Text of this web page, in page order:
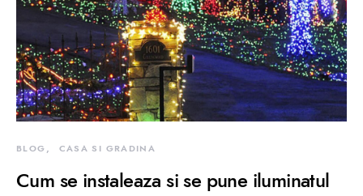
BLOG CASA SI GRADINA
Cum se instaleaza si se pune iluminatul